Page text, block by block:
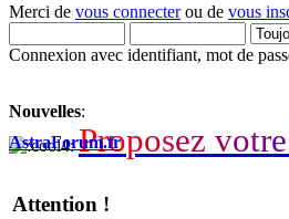
Merci de vous connecterou de vous
Connexion avec identifiant, mot de
Nouvelles:
Proposez votre
AstraForum.fr
Attention !